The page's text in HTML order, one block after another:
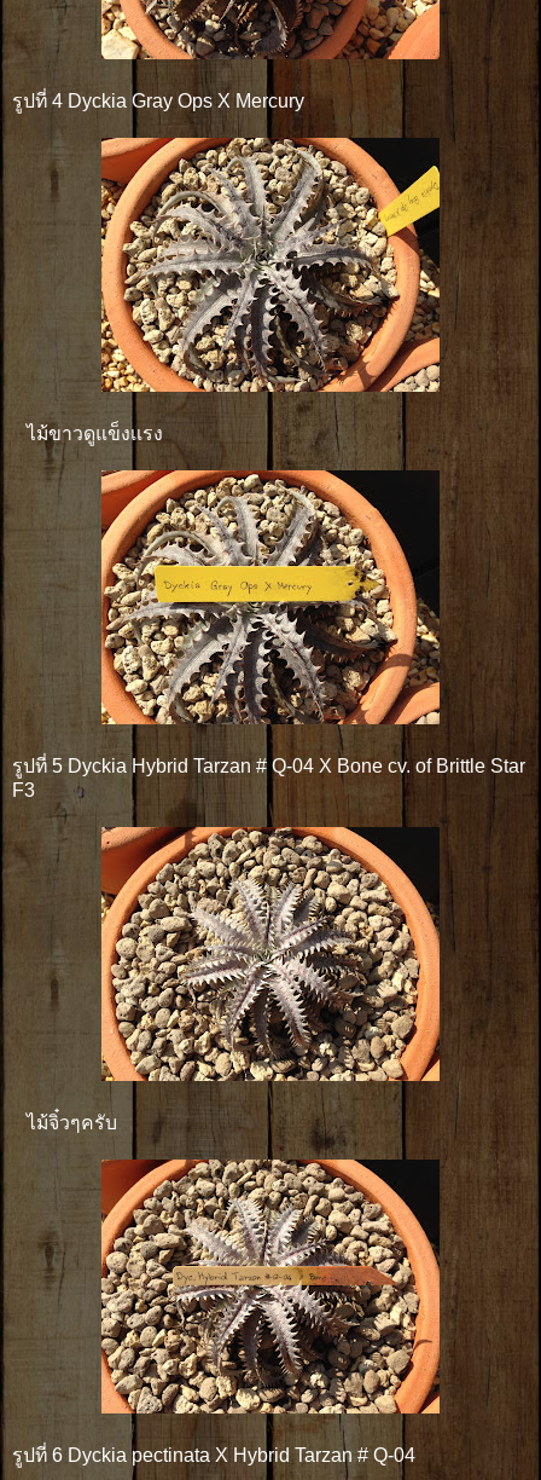
รูปที่ 4 Dyckia Gray Ops X Mercury
ไม้ขาวดูแข็งเเรง
รูปที่ 5 Dyckia Hybrid Tarzan # Q-04 X Bone cv. of Brittle Star
F3
ไม้จิ๋วๆครับ
รูปที่ 6 Dyckia pectinata X Hybrid Tarzan # Q-04